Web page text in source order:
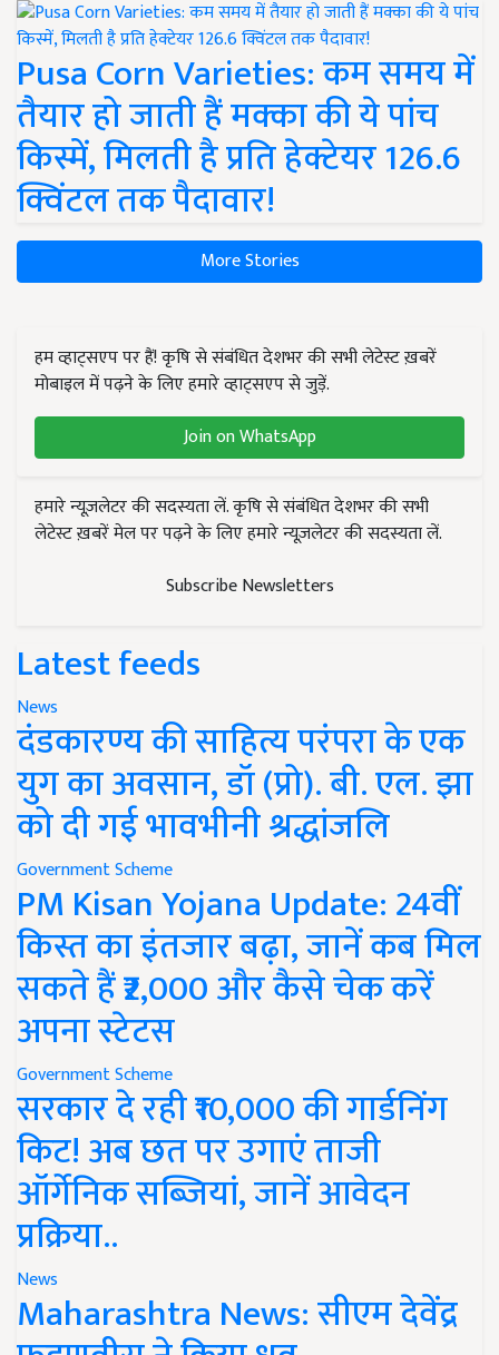
Pusa Corn Varieties: कम समय में
तैयार हो जाती हैं मक्का की ये पांच
किस्में, मिलती है प्रति हेक्टेयर 126.6
क्विंटल तक पैदावार!
More Stories
हम व्हाट्सएप पर हैं! कृषि से संबंधित देशभर की सभी लेटेस्ट ख़बरें
मोबाइल में पढ़ने के लिए हमारे व्हाट्सएप से जुड़ें.
Join on WhatsApp
हमारे न्यूज़लेटर की सदस्यता लें. कृषि से संबंधित देशभर की सभी
लेटेस्ट ख़बरें मेल पर पढ़ने के लिए हमारे न्यूज़लेटर की सदस्यता लें.
Subscribe Newsletters
Latest feeds
News
दंडकारण्य की साहित्य परंपरा के एक
युग का अवसान, डॉ (प्रो). बी. एल. झा
को दी गई भावभीनी श्रद्धांजलि
Government Scheme
PM Kisan Yojana Update: 24वीं
किस्त का इंतजार बढ़ा, जानें कब मिल
सकते हैं ₹2,000 और कैसे चेक करें
अपना स्टेटस
Government Scheme
सरकार दे रही ₹10,000 की गार्डनिंग
किट! अब छत पर उगाएं ताजी
ऑर्गेनिक सब्जियां, जानें आवेदन
प्रक्रिया..
News
Maharashtra News: सीएम देवेंद्र